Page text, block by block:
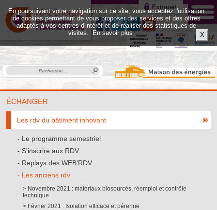
ÉCHANGER
Les rdv du bâtiment innovant
Le programme semestriel
S'inscrire aux RDV
Replays des WEB'RDV
Les anciens rdv
Novembre 2021 : matériaux biosourcés, réemploi et contrôle
technique
Février 2021 : Isolation efficace et pérenne
En poursuivant votre navigation sur ce site, vous acceptez l'utilisation
de cookies permettant de vous proposer des services et des offres
adaptés à vos centres d'intérêt et de réaliser des statistiques de
visites.
En savoir plus X